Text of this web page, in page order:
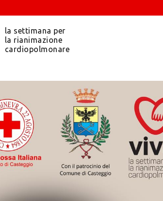
la settimana per
la rianimazione
cardiopolmonare